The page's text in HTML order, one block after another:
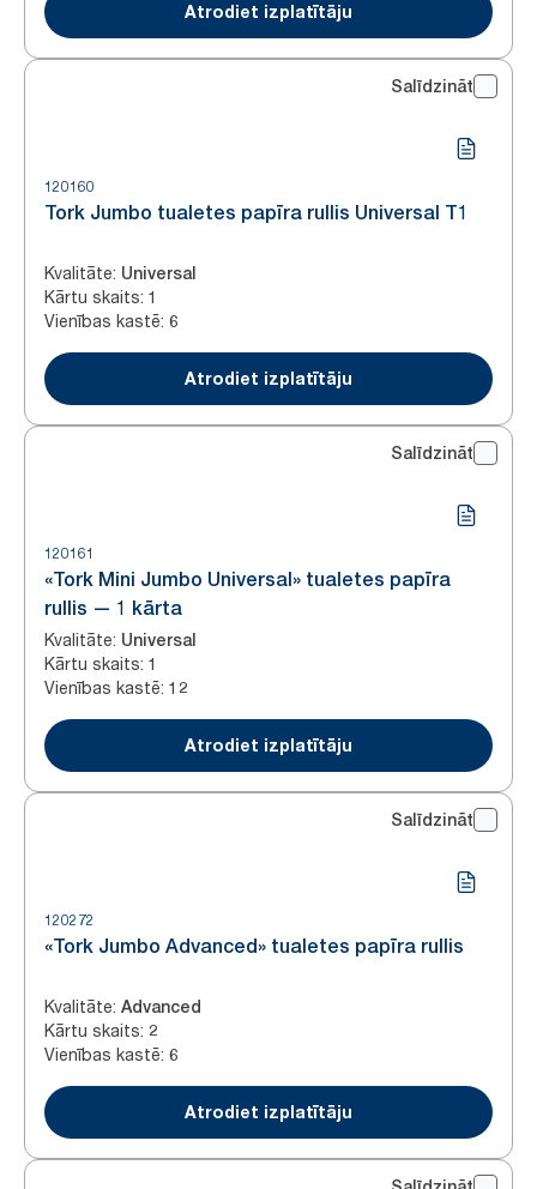
Atrodiet izplatītāju
Salīdzināt
120160
Tork Jumbo tualetes papīra rullis Universal T1
Kvalitāte: Universal
Kārtu skaits: 1
Vienības kastē: 6
Atrodiet izplatītāju
Salīdzināt
120161
«Tork Mini Jumbo Universal» tualetes papīra
rullis — 1 kārta
Kvalitāte: Universal
Kārtu skaits: 1
Vienības kastē: 12
Atrodiet izplatītāju
Salīdzināt
120272
«Tork Jumbo Advanced» tualetes papīra rullis
Kvalitāte: Advanced
Kārtu skaits: 2
Vienības kastē: 6
Atrodiet izplatītāju